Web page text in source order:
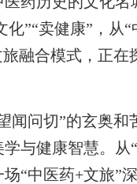
化”“卖健康”，从“
融合模式，正
问切”的玄奥和
与健康智慧。
“中医药+文旅”